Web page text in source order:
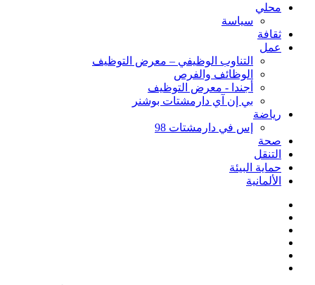
محلي
سياسة
ثقافة
عمل
التناوب الوظيفي – معرض التوظيف
الوظائف والفرص
أجندا - معرض التوظيف
بي إن آي دارمشتات بوشنر
رياضة
إس في دارمشتات 98
صحة
التنقل
حماية البيئة
الألمانية